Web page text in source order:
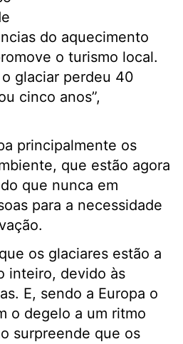
do aquecimento
o turismo local.
glaciar perdeu 40
cinco anos”,
principalmente os
que estão agora
que nunca em
para a necessidade
os glaciares estão a
inteiro, devido às
E, sendo a Europa o
o degelo a um ritmo
surpreende que os